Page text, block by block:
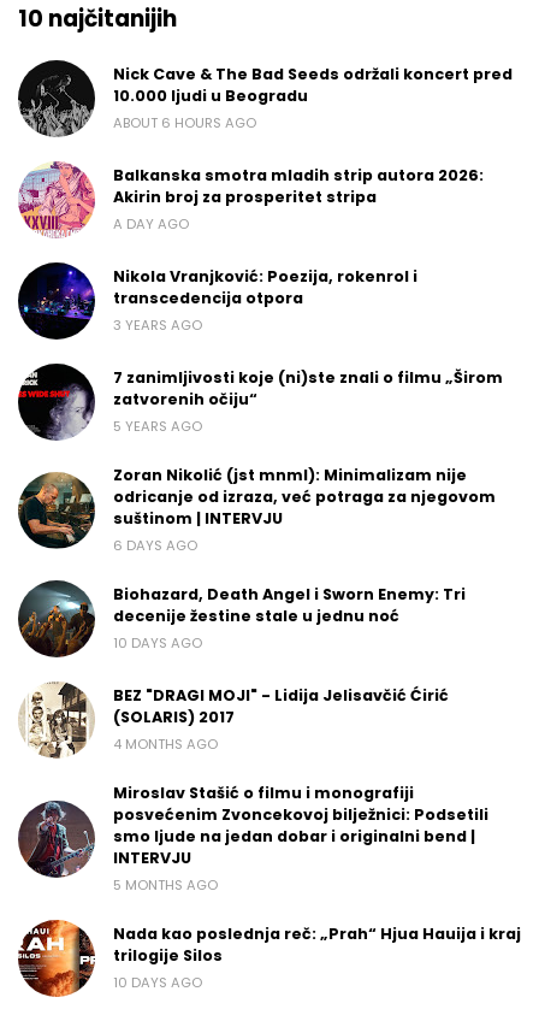
10 najčitanijih
Nick Cave & The Bad Seeds održali koncert pred
10.000 ljudi u Beogradu
ABOUT 6 HOURS AGO
Balkanska smotra mladih strip autora 2026:
Akirin broj za prosperitet stripa
A DAY AGO
Nikola Vranjković: Poezija, rokenrol i
transcedencija otpora
3 YEARS AGO
7 zanimljivosti koje (ni)ste znali o filmu „Širom
zatvorenih očiju“
5 YEARS AGO
Zoran Nikolić (jst mnml): Minimalizam nije
odricanje od izraza, već potraga za njegovom
suštinom | INTERVJU
6 DAYS AGO
Biohazard, Death Angel i Sworn Enemy: Tri
decenije žestine stale u jednu noć
10 DAYS AGO
BEZ "DRAGI MOJI" - Lidija Jelisavčić Ćirić
(SOLARIS) 2017
4 MONTHS AGO
Miroslav Stašić o filmu i monografiji
posvećenim Zvoncekovoj bilježnici: Podsetili
smo ljude na jedan dobar i originalni bend |
INTERVJU
5 MONTHS AGO
Nada kao poslednja reč: „Prah“ Hjua Hauija i kraj
trilogije Silos
10 DAYS AGO